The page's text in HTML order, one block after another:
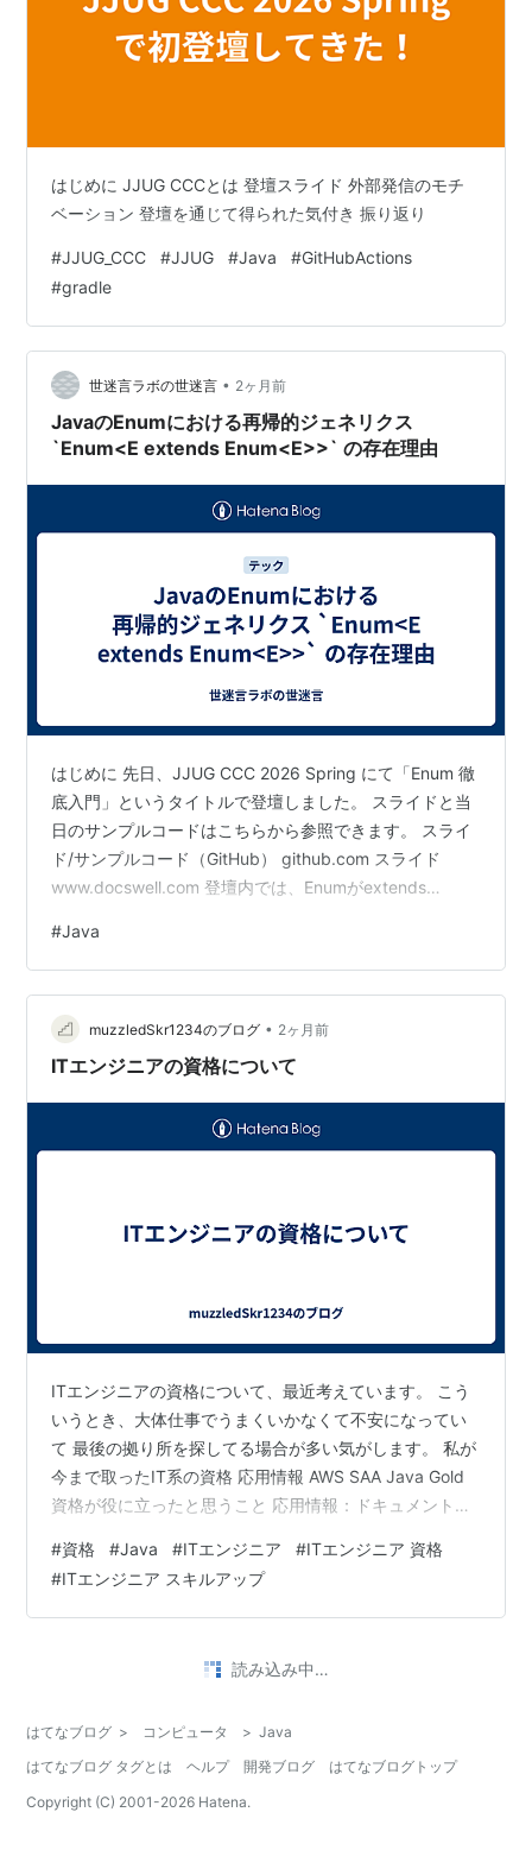
はじめに JJUG CCCとは 登壇スライド 外部発信のモチ
ベーション 登壇を通じて得られた気付き 振り返り
#JJUG_CCC #JJUG #Java #GitHubActions
#gradle
世迷言ラボの世迷言 • 2ヶ月前
JavaのEnumにおける再帰的ジェネリクス
`Enum<E extends Enum<E>>` の存在理由
はじめに 先日、JJUG CCC 2026 Spring にて「Enum 徹
底入門」というタイトルで登壇しました。 スライドと当
日のサンプルコードはこちらから参照できます。 スライ
ド/サンプルコード（GitHub） github.com スライド
www.docswell.com 登壇内では、Enumがextends
詳細としては「Enum<E extends Enum<E>>」となりま
す。 この型についての説明は時間の都合、そして何より
私の理解が及んでいないところもあり解説を割愛しまし
た。本記事はその補足として、疑問を持った方向けに
詳…
#Java
muzzledSkr1234のブログ • 2ヶ月前
ITエンジニアの資格について
ITエンジニアの資格について、最近考えています。 こう
いうとき、大体仕事でうまくいかなくて不安になってい
て 最後の拠り所を探してる場合が多い気がします。 私が
今まで取ったIT系の資格 応用情報 AWS SAA Java Gold
資格が役に立ったと思うこと 応用情報：ドキュメント読
ドだったり知識が前提なので、なくても良いけど（調べ
ればいいだけなので）、一回勉強して接触回数増やして
おけば、認知負荷が下げられるきがする AWS SAA：これ
行こうとした時に）。よく言われる、入場切符のイメー
#資格 #Java #ITエンジニア #ITエンジニア 資格
#ITエンジニア スキルアップ
世迷言ラボの世迷言 3ヶ月前
Springの歩き方（非公式）
JJUG CCC 2026 SpringはJavaエンジニアのためのお祭